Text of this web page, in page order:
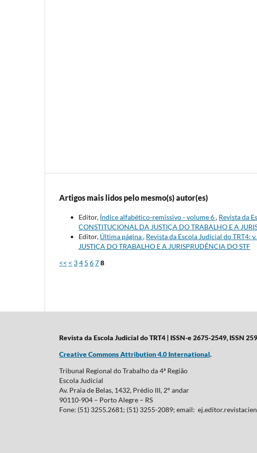
Artigos mais lidos pelo mesmo(s) autor(es)
Editor, Índice alfabético-remissivo - volume 6, Revista da
CONSTITUCIONAL DA JUSTIÇA DO TRABALHO E A
Editor, Última página, Revista da Escola Judicial do TRT4:
JUSTIÇA DO TRABALHO E A JURISPRUDÊNCIA DO STF
<< < 34 5 678
Revista da Escola Judicial do TRT4 | ISSN-e 2675-2549, ISSN
Creative Commons Attribution 4.0 International.
Tribunal Regional do Trabalho da 4ª Região
Escola Judicial
Av. Praia de Belas, 1432, Prédio III, 2° andar
90110-904 – Porto Alegre – RS
Fone: (51) 3255.2681; (51) 3255-2089; email: